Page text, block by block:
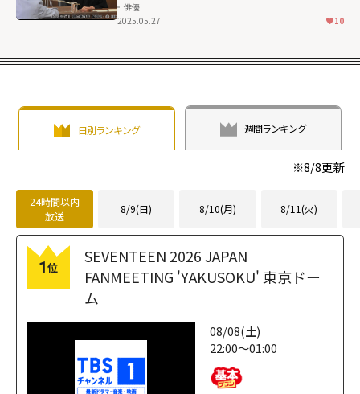
俳優
2025.05.27
10
日別ランキング 週間ランキング
※8/8更新
24時間以内
放送
8/9(日) 8/10(月) 8/11(火)
1位
SEVENTEEN 2026 JAPAN
FANMEETING 'YAKUSOKU' 東京ドー
ム
08/08(土)
22:00～01:00